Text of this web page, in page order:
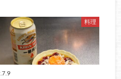
料理